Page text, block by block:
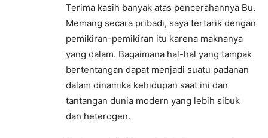
Terima kasih banyak atas pencerahannya Bu.
Memang secara pribadi, saya tertarik dengan
pemikiran-pemikiran itu karena maknanya
yang dalam. Bagaimana hal-hal yang tampak
bertentangan dapat menjadi suatu padanan
dalam dinamika kehidupan saat ini dan
tantangan dunia modern yang lebih sibuk
dan heterogen.